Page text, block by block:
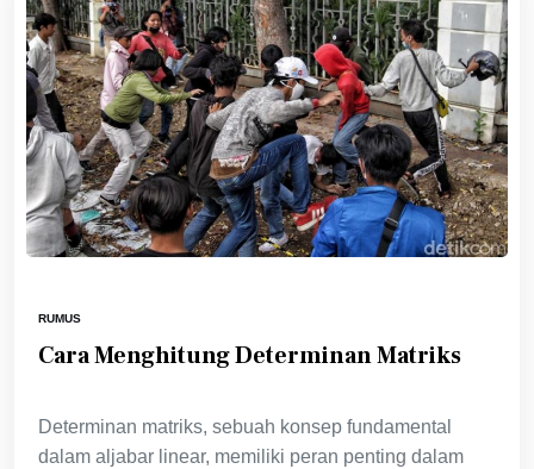
RUMUS
Cara Menghitung Determinan Matriks
Determinan matriks, sebuah konsep fundamental
dalam aljabar linear, memiliki peran penting dalam